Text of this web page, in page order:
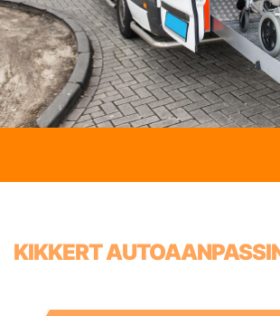
KIKKERT